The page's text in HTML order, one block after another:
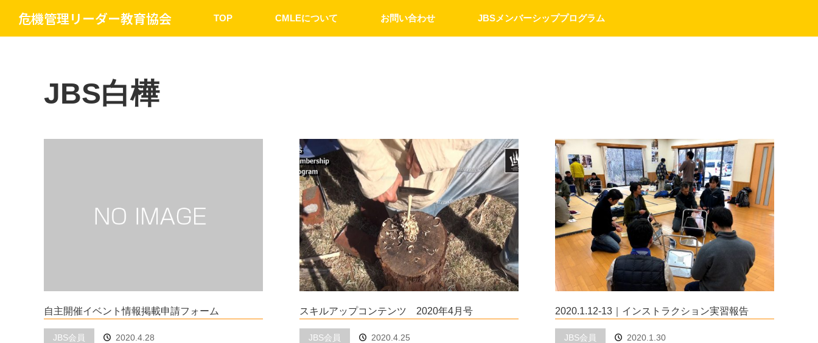
危機管理リーダー教育協会 TOP CMLEについて お問い合わせ JBSメンバーシッププログラム
JBS白樺
自主開催イベント情報掲載申請フォーム
JBS会員 2020.4.28
スキルアップコンテンツ 2020年4月号
JBS会員 2020.4.25
2020.1.12-13｜インストラクション実習報告
JBS会員 2020.1.30